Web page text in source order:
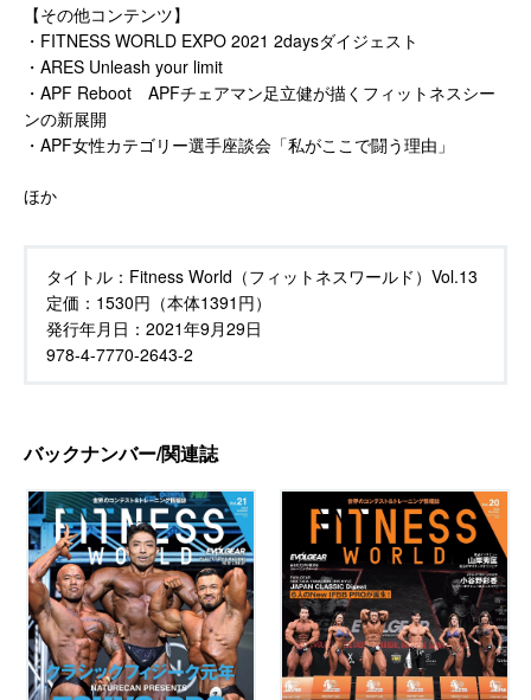
【その他コンテンツ】
・FITNESS WORLD EXPO 2021 2daysダイジェスト
・ARES Unleash your limit
・APF Reboot APFチェアマン足立健が描くフィットネスシー
ンの新展開
・APF女性カテゴリー選手座談会「私がここで闘う理由」
ほか
タイトル： Fitness World（フィットネスワールド）Vol.13
定価： 1530円（本体1391円）
発行年月日： 2021年9月29日
978-4-7770-2643-2
バックナンバー/関連誌